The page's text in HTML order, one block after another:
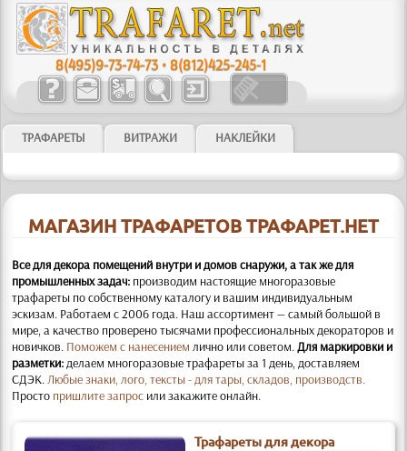
8(495)9-73-74-73 •8(812)425-245-1
ТРАФАРЕТЫ ВИТРАЖИ НАКЛЕЙКИ
МАГАЗИН ТРАФАРЕТОВ ТРАФАРЕТ.НЕТ
Все для декора помещений внутри и домов снаружи, а так же для
промышленных задач: производим настоящие многоразовые
трафареты по собственному каталогу и вашим индивидуальным
эскизам. Работаем с 2006 года. Наш ассортимент — самый большой в
мире, а качество проверено тысячами профессиональных декораторов и
новичков. Поможем с нанесением лично или советом.Для маркировки и
разметки:делаем многоразовые трафареты за 1 день, доставляем
СДЭК.Любые знаки, лого, тексты - для тары, складов, производств.
Просто пришлите запрос или закажите онлайн.
Трафареты для декора